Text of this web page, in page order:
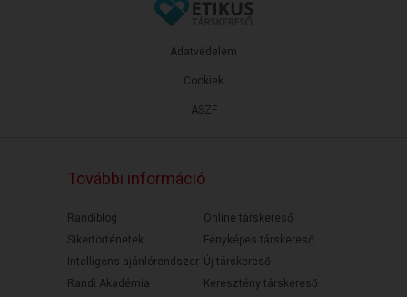
ÁSZF
Adatvédelem
Cookiek
További információ
Randiblog
Sikertörténetek
Intelligens ajánlórendszer
Randi Akadémia
Online társkereső
Fényképes társkereső
Új társkereső
Keresztény társkereső